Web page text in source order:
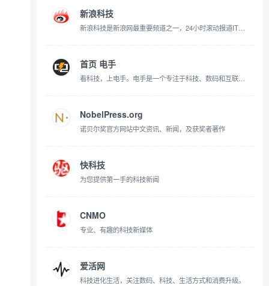
新浪科技
新浪科技是新浪网最重要频道之一，24小时滚动报道IT业界、电信、互联网、科学探索资讯，及时准确传递有价值内容。新潮手机、数码产品上手体验，带你玩转科技世界。
首页 电手
看科技，上电手。电手是一个专注于科技、数码和互联网领域的网站，这里提供最新的科技资讯、方法、评测、评论和黑科技软件等内容。通过电手。让电手给关于电脑、手机、硬件、数码，鸿蒙OS、HyperOS、iOS、Android等你关心的一切。
NobelPress.org
诺贝尔奖官方网站中文资讯、新闻，及获奖者著作
快科技
为您提供第一手的科技新闻
CNMO
专业、有趣的科技新媒体
爱活网
科技进化生活，关注数码、科技、生活方式和消费升级。